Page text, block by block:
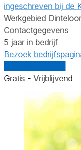
ingeschreven bij de
Werkgebied
Contactgegevens
5 jaar in bedrijf
Bezoek
Gratis - Vrijblijvend